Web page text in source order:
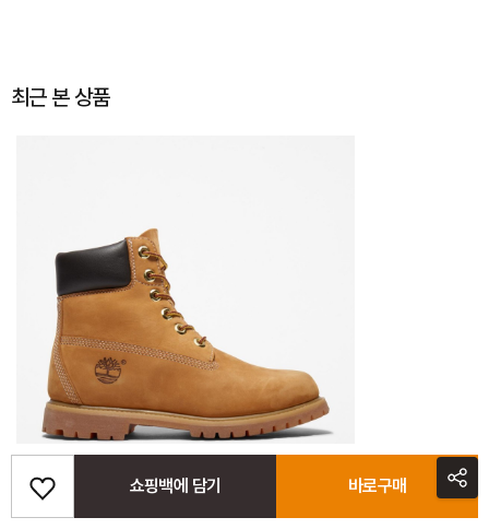
쇼핑백에 담기 바로구매
최근 본 상품
[10361] 여성 6인치 프리미엄 옐로 워터프루프 워커부츠